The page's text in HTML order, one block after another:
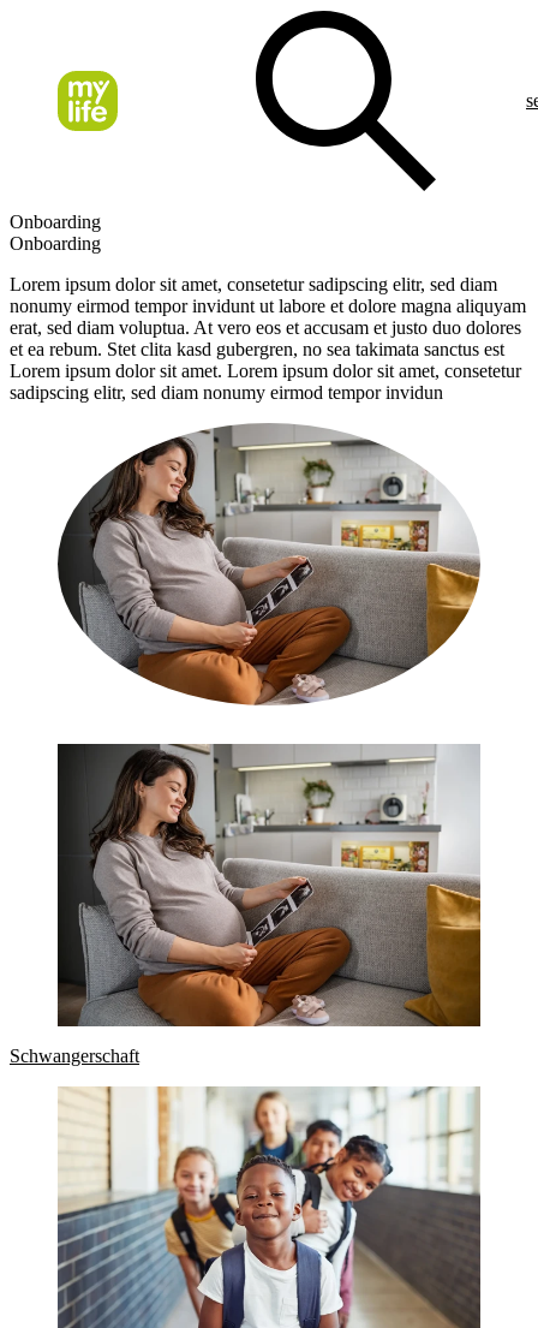
Onboarding
Onboarding
Lorem ipsum dolor sit amet, consetetur sadipscing elitr, sed diam
nonumy eirmod tempor invidunt ut labore et dolore magna aliquyam
erat, sed diam voluptua. At vero eos et accusam et justo duo dolores
et ea rebum. Stet clita kasd gubergren, no sea takimata sanctus est
Lorem ipsum dolor sit amet. Lorem ipsum dolor sit amet, consetetur
sadipscing elitr, sed diam nonumy eirmod tempor invidun
Schwangerschaft